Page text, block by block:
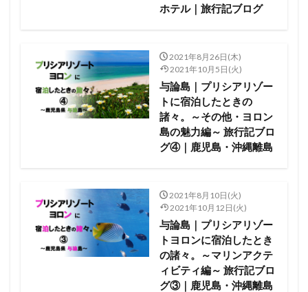
ホテル｜旅行記ブログ
2021年8月26日(木)
2021年10月5日(火)
与論島｜プリシアリゾー
トに宿泊したときの
諸々。～その他・ヨロン
島の魅力編～ 旅行記ブロ
グ④｜鹿児島・沖縄離島
2021年8月10日(火)
2021年10月12日(火)
与論島｜プリシアリゾー
トヨロンに宿泊したとき
の諸々。～マリンアクテ
ィビティ編～ 旅行記ブロ
グ③｜鹿児島・沖縄離島